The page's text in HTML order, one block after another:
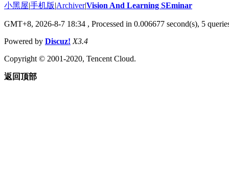
小黑屋|手机版|Archiver|Vision And Learning SEminar
GMT+8, 2026-8-7 18:34 , Processed in 0.006677 second(s), 5
Powered by Discuz! X3.4
Copyright © 2001-2020, Tencent Cloud.
返回顶部